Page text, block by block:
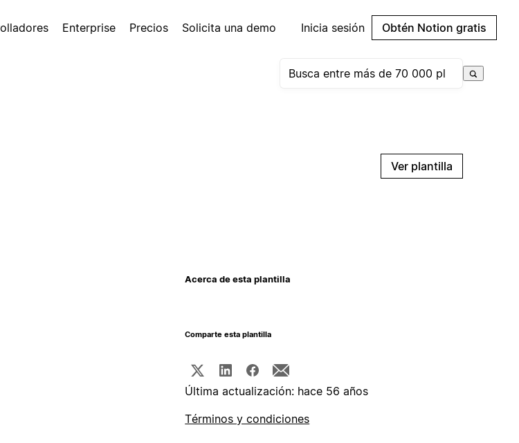
Enterprise Precios Solicita una demo Inicia sesión Obtén Notion gratis
Ver plantilla
Acerca de esta plantilla
Comparte esta plantilla
Última actualización: hace 56 años
Términos y condiciones